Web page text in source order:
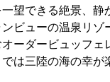
望できる絶景、静
ビューの温泉リゾ
ーダービュッフェ
は三陸の海の幸が